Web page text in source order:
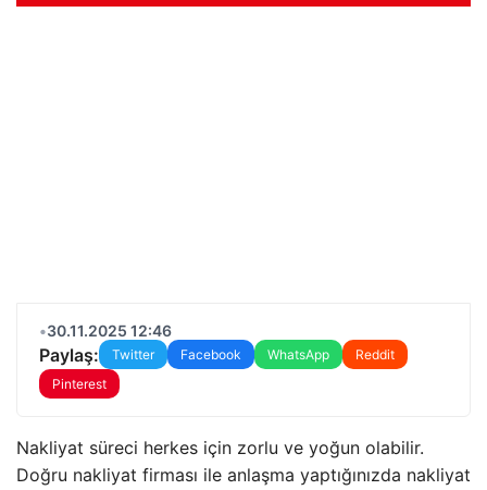
•30.11.2025 12:46
Paylaş: Twitter Facebook WhatsApp
Reddit
Pinterest
Nakliyat süreci herkes için zorlu ve yoğun olabilir.
Doğru nakliyat firması ile anlaşma yaptığınızda nakliyat